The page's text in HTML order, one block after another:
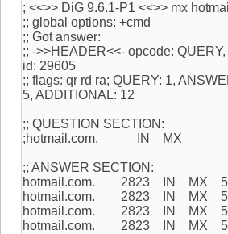
; <<>> DiG 9.6.1-P1 <<>> mx
;; global options: +cmd
;; Got answer:
;; ->>HEADER<<- opcode:
id: 29605
;; flags: qr rd ra; QUERY: 1,
5, ADDITIONAL: 12
;; QUESTION SECTION:
;hotmail.com. IN MX
;; ANSWER SECTION:
hotmail.com. 2823 IN MX 5
hotmail.com. 2823 IN MX 5
hotmail.com. 2823 IN MX 5
hotmail.com. 2823 IN MX 5